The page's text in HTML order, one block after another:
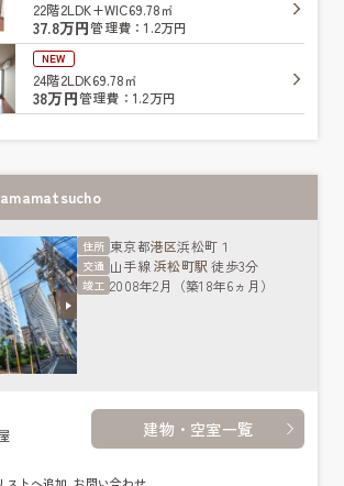
22階2LDK+WIC69.78㎡
37.8万円管理費：1.2万円
NEW
24階2LDK69.78㎡
38万円管理費：1.2万円
住所 東京都港区浜松町１
交通 山手線浜松町駅 徒歩3分
竣工 2008年2月（築18年6ヵ月）
建物・空室一覧